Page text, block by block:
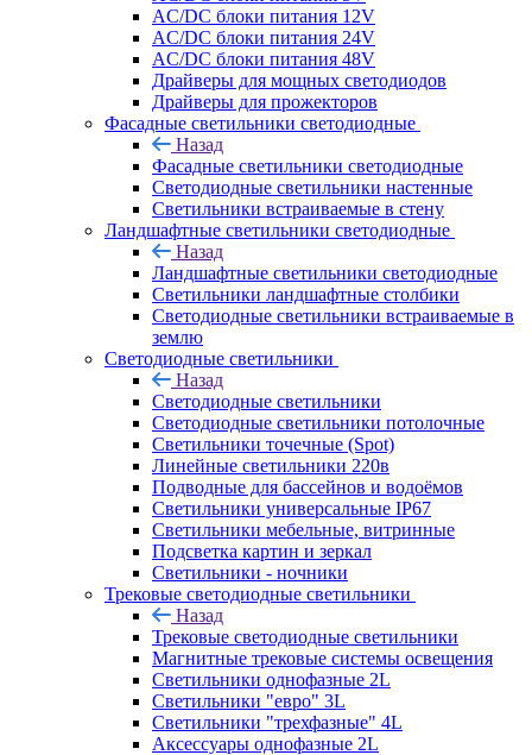
AC/DC блоки питания 12V
AC/DC блоки питания 24V
AC/DC блоки питания 48V
Драйверы для мощных светодиодов
Драйверы для прожекторов
Фасадные светильники светодиодные
Назад
Фасадные светильники светодиодные
Светодиодные светильники настенные
Светильники встраиваемые в стену
Ландшафтные светильники светодиодные
Назад
Ландшафтные светильники светодиодные
Светильники ландшафтные столбики
Светодиодные светильники встраиваемые в
землю
Светодиодные светильники
Назад
Светодиодные светильники
Светодиодные светильники потолочные
Светильники точечные (Spot)
Линейные светильники 220в
Подводные для бассейнов и водоёмов
Светильники универсальные IP67
Светильники мебельные, витринные
Подсветка картин и зеркал
Светильники - ночники
Трековые светодиодные светильники
Назад
Трековые светодиодные светильники
Магнитные трековые системы освещения
Светильники однофазные 2L
Светильники "евро" 3L
Светильники "трехфазные" 4L
Аксессуары однофазные 2L